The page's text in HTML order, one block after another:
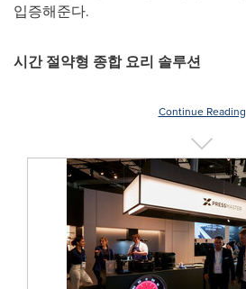
입증해준다.
시간 절약형 종합 요리 솔루션
Continue Reading